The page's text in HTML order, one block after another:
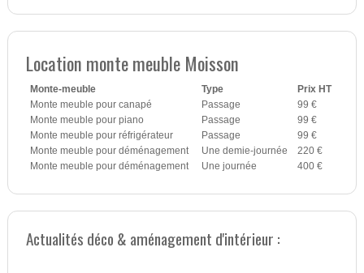
Location monte meuble Moisson
Monte-meuble Type
Prix HT
Monte meuble pour canapé
Passage
99 €
Monte meuble pour piano
Passage
99 €
Monte meuble pour réfrigérateur
Passage
99 €
Monte meuble pour déménagement
Une demie-journée
220 €
Monte meuble pour déménagement
Une journée 400 €
Actualités déco & aménagement d'intérieur :